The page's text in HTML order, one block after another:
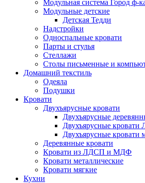
Модульная система Город ф-
Модульные детские
Детская Тедди
Надстройки
Односпальные кровати
Парты и стулья
Стеллажи
Столы письменные и
Домашний текстиль
Одеяла
Подушки
Кровати
Двухъярусные кровати
Двухъярусные
Двухъярусные
Двухъярусные кровати
Деревянные кровати
Кровати из ЛДСП и МДФ
Кровати металлические
Кровати мягкие
Кухни